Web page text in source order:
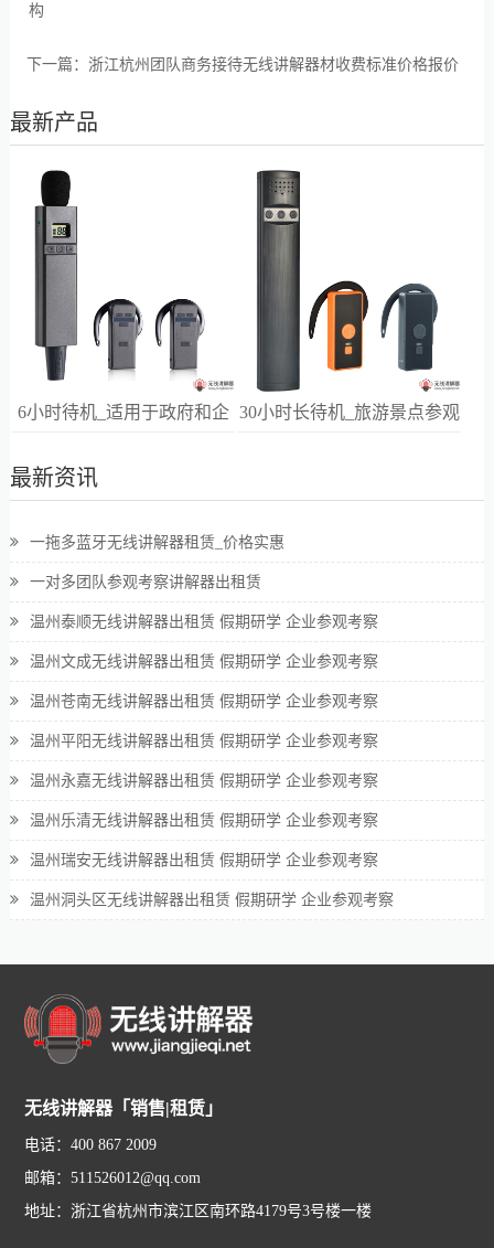
构
下一篇： 浙江杭州团队商务接待无线讲解器材收费标准价格报价
最新产品
6小时待机_适用于政府和企 30小时长待机_旅游景点参观
最新资讯
一拖多蓝牙无线讲解器租赁_价格实惠
一对多团队参观考察讲解器出租赁
温州泰顺无线讲解器出租赁 假期研学 企业参观考察
温州文成无线讲解器出租赁 假期研学 企业参观考察
温州苍南无线讲解器出租赁 假期研学 企业参观考察
温州平阳无线讲解器出租赁 假期研学 企业参观考察
温州永嘉无线讲解器出租赁 假期研学 企业参观考察
温州乐清无线讲解器出租赁 假期研学 企业参观考察
温州瑞安无线讲解器出租赁 假期研学 企业参观考察
温州洞头区无线讲解器出租赁 假期研学 企业参观考察
无线讲解器「销售|租赁」
电话：400 867 2009
邮箱：511526012@qq.com
地址：浙江省杭州市滨江区南环路4179号3号楼一楼